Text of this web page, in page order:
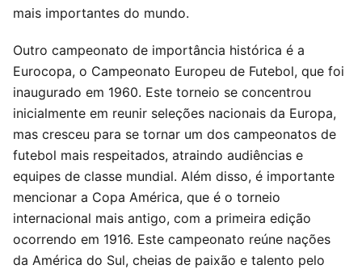
mais importantes do mundo.
Outro campeonato de importância histórica é a
Eurocopa, o Campeonato Europeu de Futebol, que foi
inaugurado em 1960. Este torneio se concentrou
inicialmente em reunir seleções nacionais da Europa,
mas cresceu para se tornar um dos campeonatos de
futebol mais respeitados, atraindo audiências e
equipes de classe mundial. Além disso, é importante
mencionar a Copa América, que é o torneio
internacional mais antigo, com a primeira edição
ocorrendo em 1916. Este campeonato reúne nações
da América do Sul, cheias de paixão e talento pelo